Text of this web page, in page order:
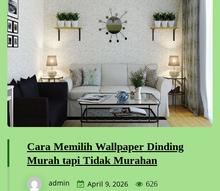
Cara Memilih Wallpaper Dinding
Murah tapi Tidak Murahan
admin April 9, 2026 626